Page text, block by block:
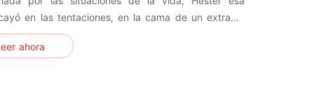
en las tentaciones, en la cama de un extraño.
parecía que el mundo se derrumbaba alrededor de
firmó los papeles del divorcio, todo pareció
ahora